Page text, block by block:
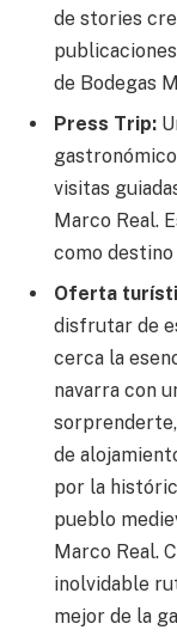
de stories
de Bodegas
Press Trip:
visitas
Marco Real.
como
Oferta
disfrutar de
cerca la
navarra con
de
por la
pueblo
Marco Real.
inolvidable
mejor de la